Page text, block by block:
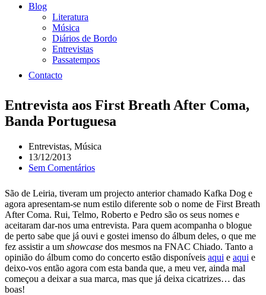
Blog
Literatura
Música
Diários de Bordo
Entrevistas
Passatempos
Contacto
Entrevista aos First Breath After Coma,
Banda Portuguesa
Entrevistas, Música
13/12/2013
Sem Comentários
São de Leiria, tiveram um projecto anterior chamado Kafka Dog e
agora apresentam-se num estilo diferente sob o nome de First Breath
After Coma. Rui, Telmo, Roberto e Pedro são os seus nomes e
aceitaram dar-nos uma entrevista. Para quem acompanha o blogue
de perto sabe que já ouvi e gostei imenso do álbum deles, o que me
fez assistir a um showcase dos mesmos na FNAC Chiado. Tanto a
opinião do álbum como do concerto estão disponíveis aqui e aqui e
deixo-vos então agora com esta banda que, a meu ver, ainda mal
começou a deixar a sua marca, mas que já deixa cicatrizes… das
boas!